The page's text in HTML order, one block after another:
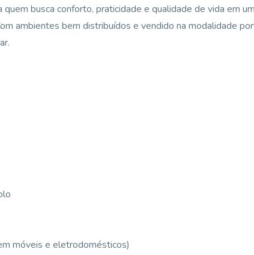
busca conforto, praticidade e qualidade de vida em
ambientes bem distribuídos e vendido na modalidade
móveis e eletrodomésticos)